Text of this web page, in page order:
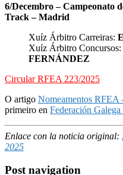
6/Decembro – Campeonato
Track – Madrid
Xuíz Árbitro Carreiras:
Xuíz Árbitro Concursos:
FERNÁNDEZ
Circular RFEA 223/2025
O artigo Nomeamentos RFEA
primeiro en Federación
Enlace con la noticia original:
2025
Post navigation